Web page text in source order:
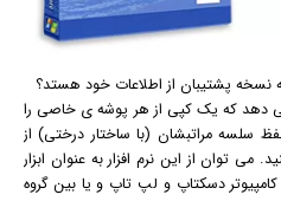
نسخه پشتیبان از اطلاعات خود هستد؟
دهد که یک کپی از هر پوشه ی خاصی را
سلسه مراتبشان (با ساختار درختی) از
می توان از این نرم افزار به عنوان ابزار
دسکتاپ و لپ تاپ و یا بین گروه